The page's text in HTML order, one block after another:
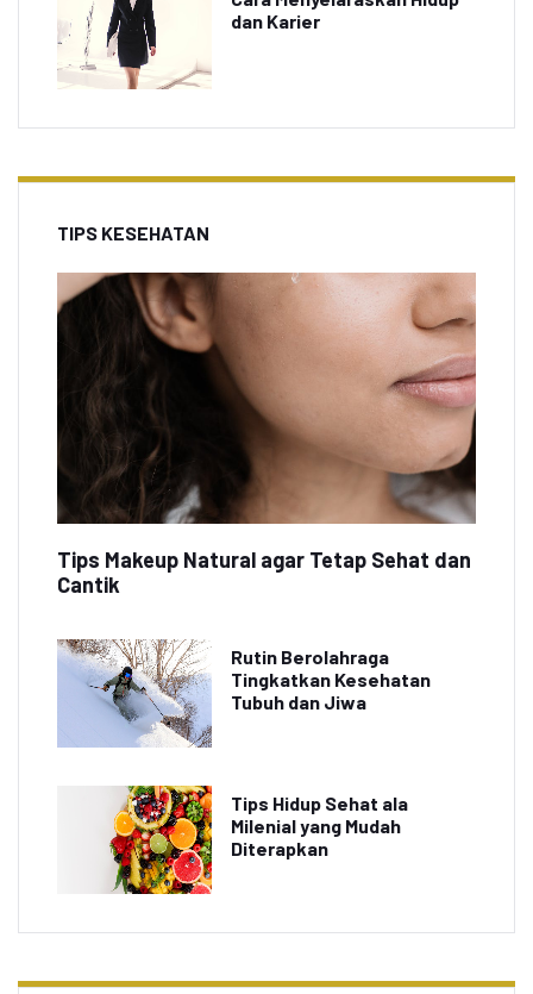
dan Karier
TIPS KESEHATAN
Tips Makeup Natural agar Tetap Sehat dan
Cantik
Rutin Berolahraga
Tingkatkan Kesehatan
Tubuh dan Jiwa
Tips Hidup Sehat ala
Milenial yang Mudah
Diterapkan